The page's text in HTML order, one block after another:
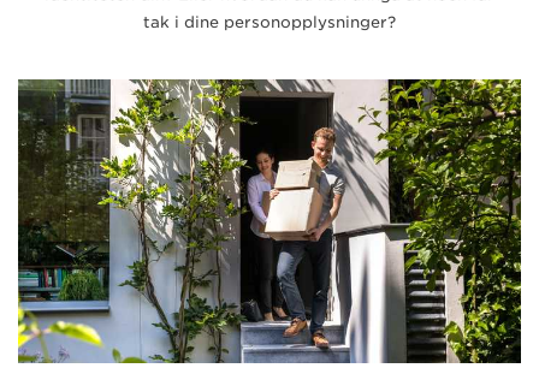
tak i dine personopplysninger?